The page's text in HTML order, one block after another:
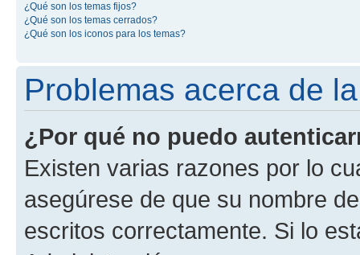
¿Qué son los temas fijos?
¿Qué son los temas cerrados?
¿Qué son los iconos para los temas?
Problemas acerca de
¿Por qué no puedo
Existen varias razones por lo
asegúrese de que su nombre
escritos correctamente. Si lo